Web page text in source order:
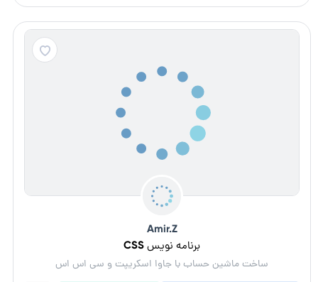
Amir.Z
برنامه نویس CSS
ساخت ماشین حساب با جاوا اسکریپت و سی اس اس